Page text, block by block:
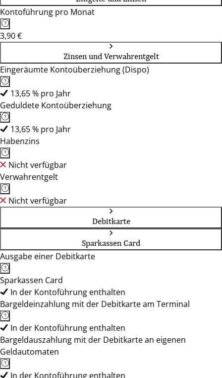
Kontoführung pro Monat
3,90 €
Zinsen und Verwahrentgelt
Eingeräumte Kontoüberziehung (Dispo)
13,65 % pro Jahr
Geduldete Kontoüberziehung
13,65 % pro Jahr
Habenzins
Nicht verfügbar
Verwahrentgelt
Nicht verfügbar
Debitkarte
Sparkassen Card
Ausgabe einer Debitkarte
Sparkassen Card
In der Kontoführung enthalten
Bargeldeinzahlung mit der Debitkarte am Terminal
In der Kontoführung enthalten
Bargeldauszahlung mit der Debitkarte an eigenen
Geldautomaten
In der Kontoführung enthalten